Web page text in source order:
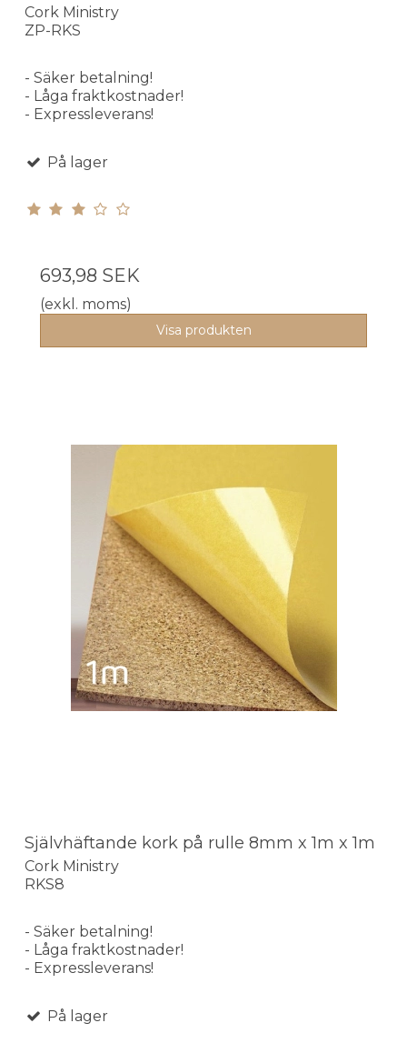
Cork Ministry
ZP-RKS
- Säker betalning!
- Låga fraktkostnader!
- Expressleverans!
På lager
693,98 SEK
(exkl. moms)
Visa produkten
Självhäftande kork på rulle 8mm x 1m x 1m
Cork Ministry
RKS8
- Säker betalning!
- Låga fraktkostnader!
- Expressleverans!
På lager